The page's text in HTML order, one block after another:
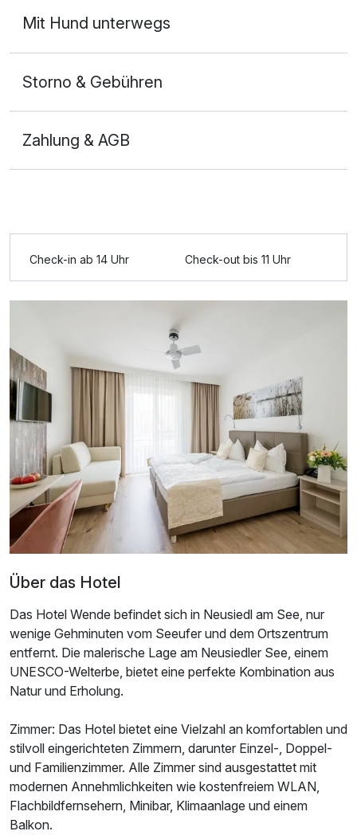
Doppelzimmer Komfort
2 Erwachsene
Ausstattung
Für 6 Tage p.P. ab 940,00 €
Mit Hund unterwegs
Storno & Gebühren
Zahlung & AGB
Check-in ab 14 Uhr Check-out bis 11 Uhr
Über das Hotel
Das Hotel Wende befindet sich in Neusiedl am See, nur
wenige Gehminuten vom Seeufer und dem Ortszentrum
entfernt. Die malerische Lage am Neusiedler See, einem
UNESCO-Welterbe, bietet eine perfekte Kombination aus
Natur und Erholung.
Zimmer: Das Hotel bietet eine Vielzahl an komfortablen und
stilvoll eingerichteten Zimmern, darunter Einzel-, Doppel-
und Familienzimmer. Alle Zimmer sind ausgestattet mit
modernen Annehmlichkeiten wie kostenfreiem WLAN,
Flachbildfernsehern, Minibar, Klimaanlage und einem
Balkon.